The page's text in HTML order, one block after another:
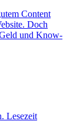
Content
Doch
und Know-
Lesezeit